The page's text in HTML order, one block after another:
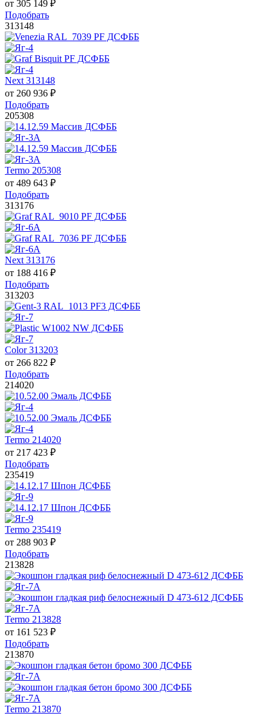
от 305 149 ₽
Подобрать
313148
Next 313148
от 260 936 ₽
Подобрать
205308
Termo 205308
от 489 643 ₽
Подобрать
313176
Next 313176
от 188 416 ₽
Подобрать
313203
Color 313203
от 266 822 ₽
Подобрать
214020
Termo 214020
от 217 423 ₽
Подобрать
235419
Termo 235419
от 288 903 ₽
Подобрать
213828
Termo 213828
от 161 523 ₽
Подобрать
213870
Termo 213870